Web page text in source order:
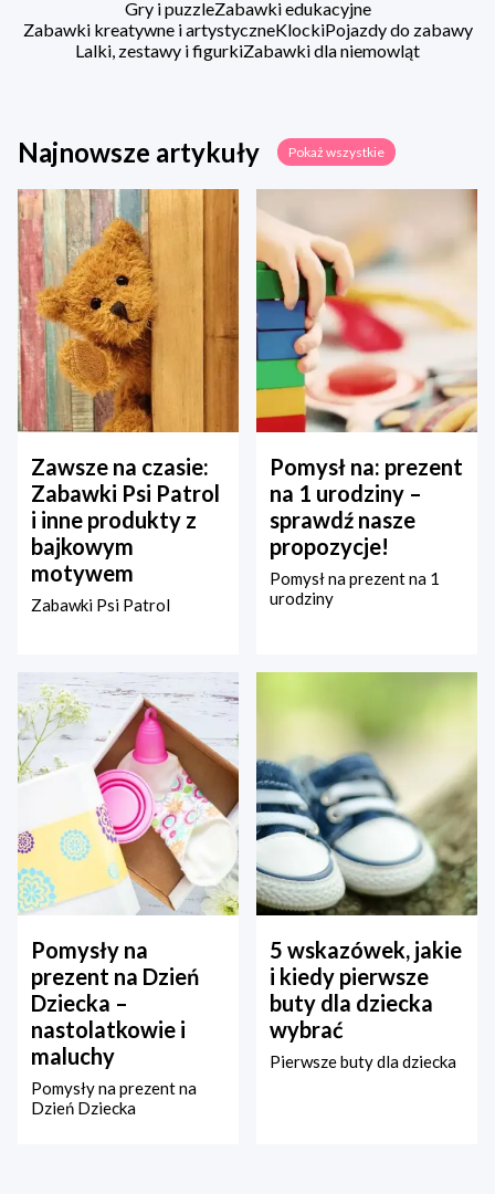
Gry i puzzleZabawki edukacyjne
Zabawki kreatywne i artystyczneKlockiPojazdy do zabawy
Lalki, zestawy i figurkiZabawki dla niemowląt
Najnowsze artykuły Pokaż wszystkie
Zawsze na czasie:
Zabawki Psi Patrol
i inne produkty z
bajkowym
motywem
Zabawki Psi Patrol
Pomysł na: prezent
na 1 urodziny –
sprawdź nasze
propozycje!
Pomysł na prezent na 1
urodziny
Pomysły na
prezent na Dzień
Dziecka –
nastolatkowie i
maluchy
Pomysły na prezent na
Dzień Dziecka
5 wskazówek, jakie
i kiedy pierwsze
buty dla dziecka
wybrać
Pierwsze buty dla dziecka